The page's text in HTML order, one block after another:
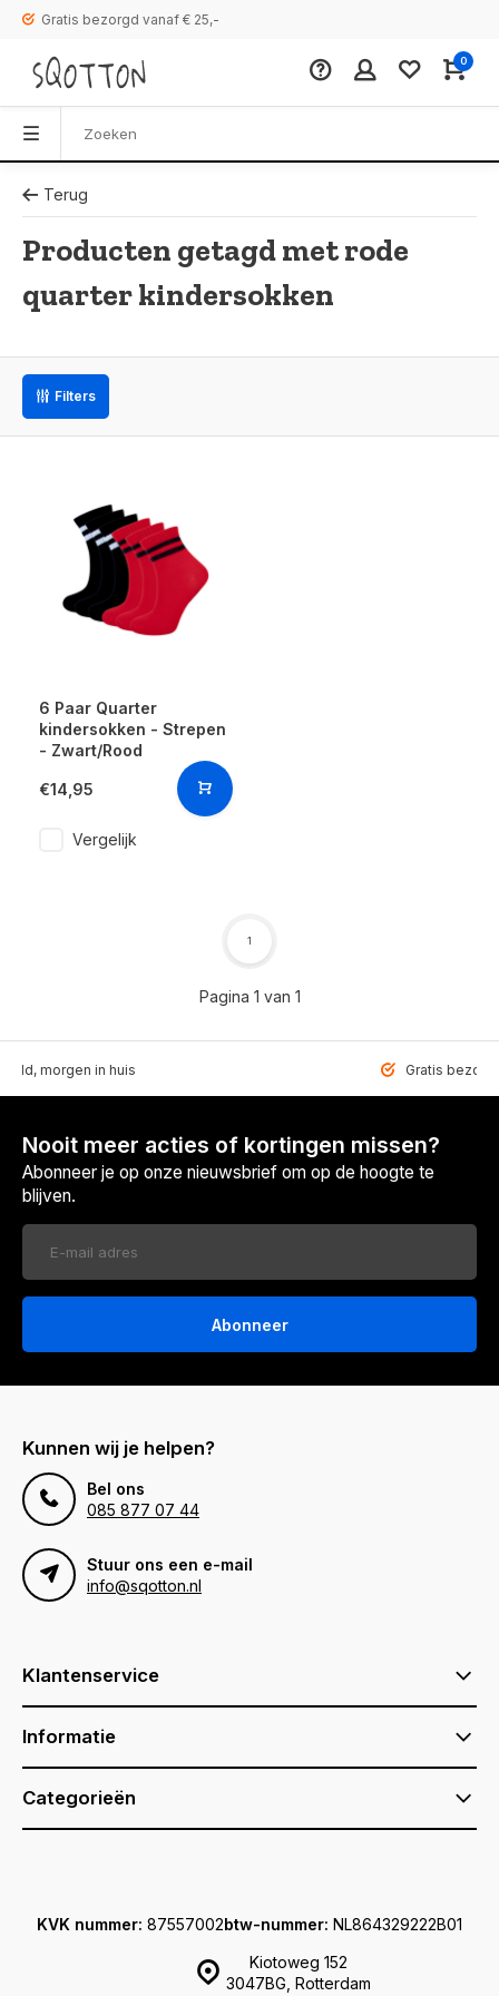
Gratis bezorgd vanaf € 25,-
0
Terug
Producten getagd met rode
quarter kindersokken
Filters
6 Paar Quarter
kindersokken - Strepen
- Zwart/Rood
€14,95
Vergelijk
Pagina 1 van 1
1
morgen in huis Gratis
Nooit meer acties of kortingen missen?
Abonneer je op onze nieuwsbrief om op de hoogte te
blijven.
Abonneer
Kunnen wij je helpen?
Bel ons
085 877 07 44
Stuur ons een e-mail
info@sqotton.nl
Klantenservice
Informatie
Categorieën
Kiotoweg 152
3047BG, Rotterdam
KVK nummer: 87557002btw-nummer: NL864329222B01